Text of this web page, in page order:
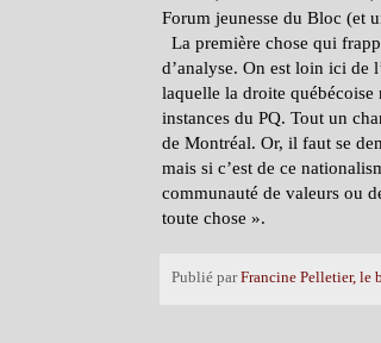
Forum jeunesse du Bloc (et
La première chose qui
d’analyse. On est loin ici
laquelle la droite
instances du PQ. Tout un
de Montréal. Or, il faut se
mais si c’est de ce
communauté de valeurs ou
toute chose ».
Publié parFrancine Pelletier, le